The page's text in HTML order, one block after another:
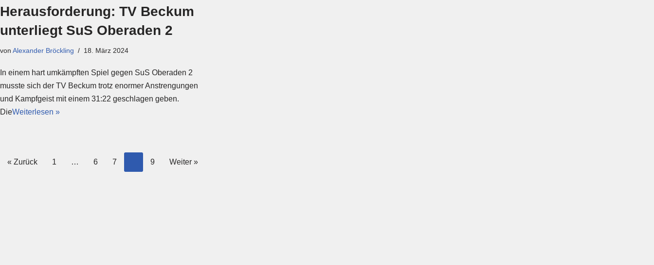
Herausforderung: TV Beckum
unterliegt SuS Oberaden 2
von Alexander Bröckling 18. März 2024
In einem hart umkämpften Spiel gegen SuS Oberaden 2
musste sich der TV Beckum trotz enormer Anstrengungen
und Kampfgeist mit einem 31:22 geschlagen geben.
DieWeiterlesen »
« Zurück 1 … 6 7 9 Weiter »